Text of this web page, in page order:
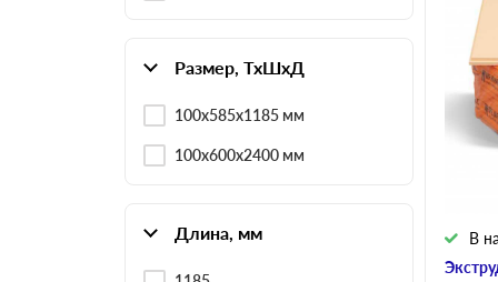
Размер, ТхШхД
100х585х1185 мм
100х600х2400 мм
Длина, мм В